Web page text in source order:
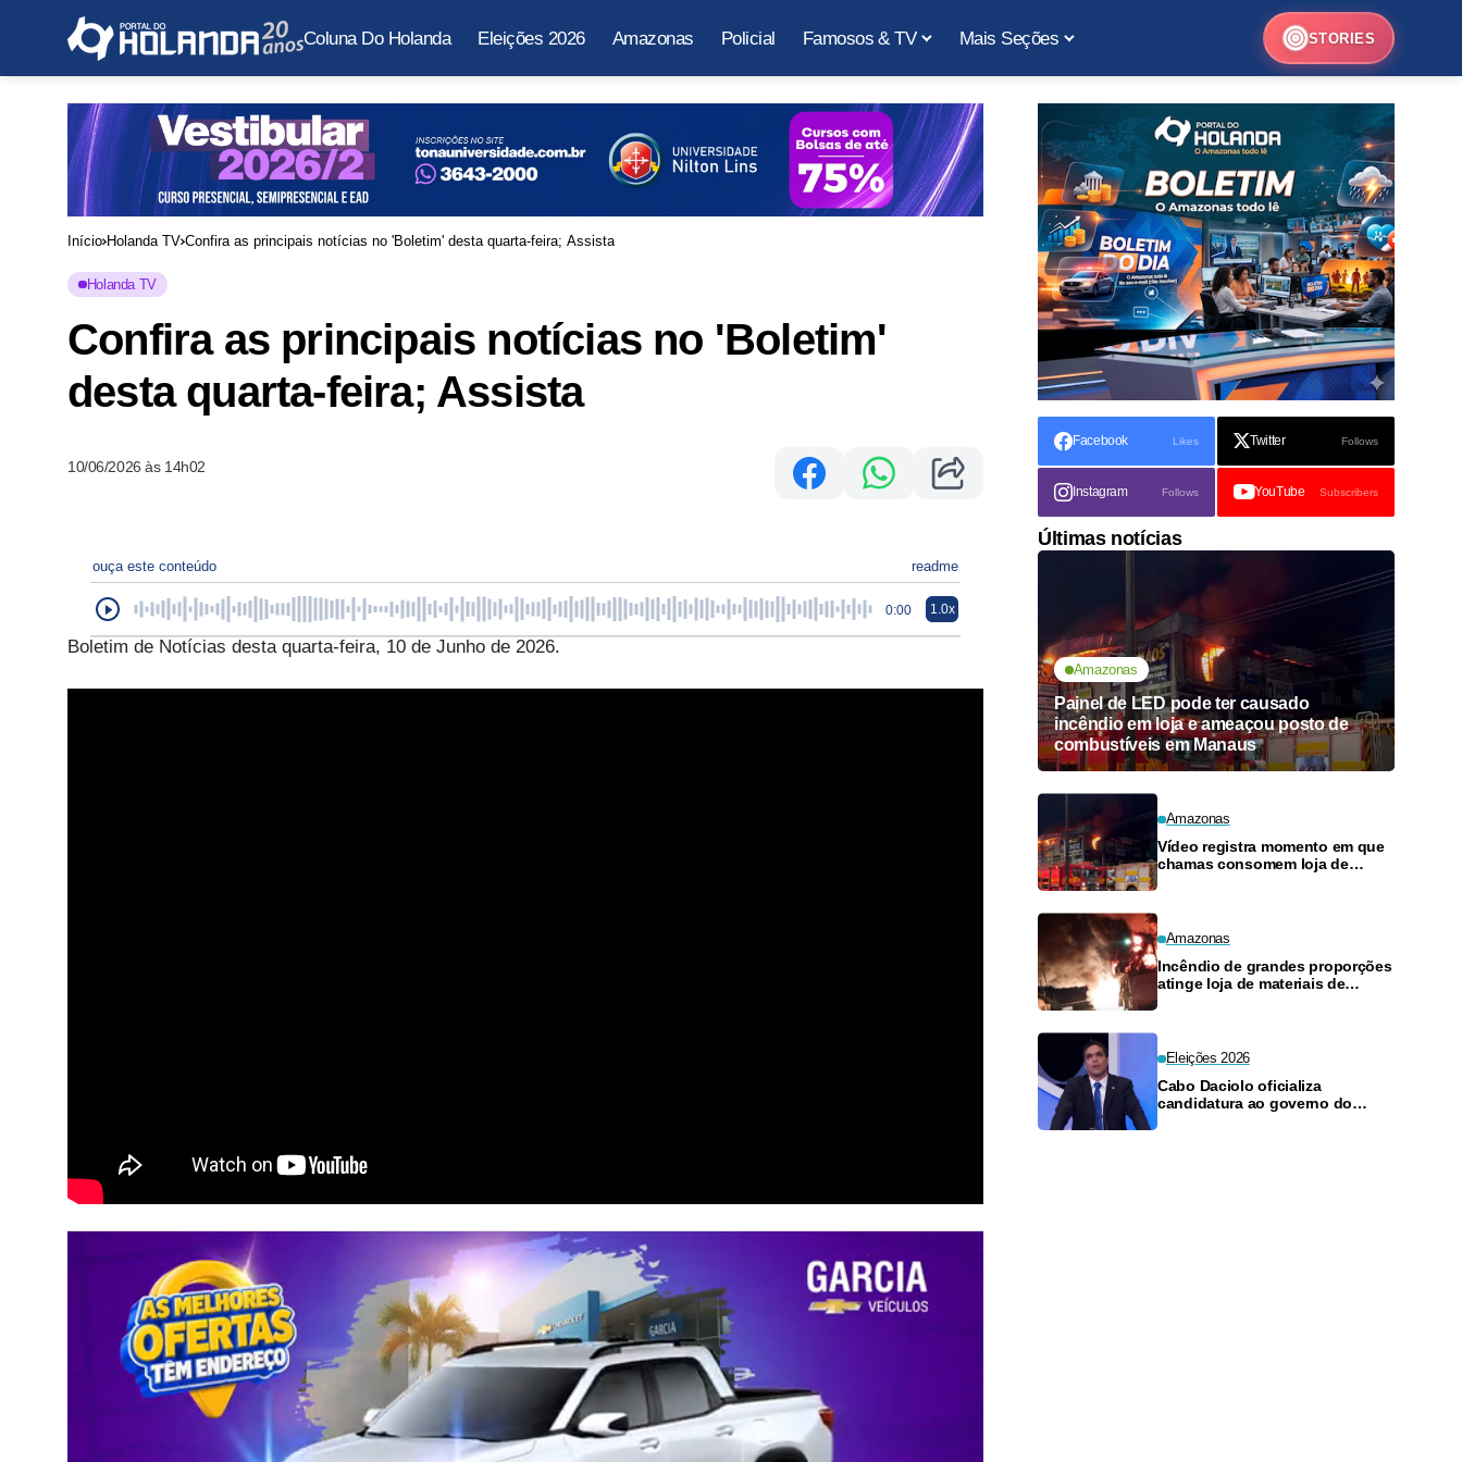
Coluna Do Holanda Eleições 2026 Amazonas Policial Famosos & TV Mais Seções STORIES
Início Holanda TV Confira as principais notícias no 'Boletim' desta quarta-feira; Assista
Holanda TV
Confira as principais notícias no 'Boletim'
desta quarta-feira; Assista
10/06/2026 às 14h02
ouça este conteúdo readme
0:00 1.0x
Boletim de Notícias desta quarta-feira, 10 de Junho de 2026.
Facebook Likes Twitter Follows
Instagram Follows YouTube Subscribers
Últimas notícias
Amazonas
Painel de LED pode ter causado
incêndio em loja e ameaçou posto de
combustíveis em Manaus
Amazonas
Vídeo registra momento em que
chamas consomem loja de
Amazonas
Incêndio de grandes proporções
atinge loja de materiais de
Eleições 2026
Cabo Daciolo oficializa
candidatura ao governo do